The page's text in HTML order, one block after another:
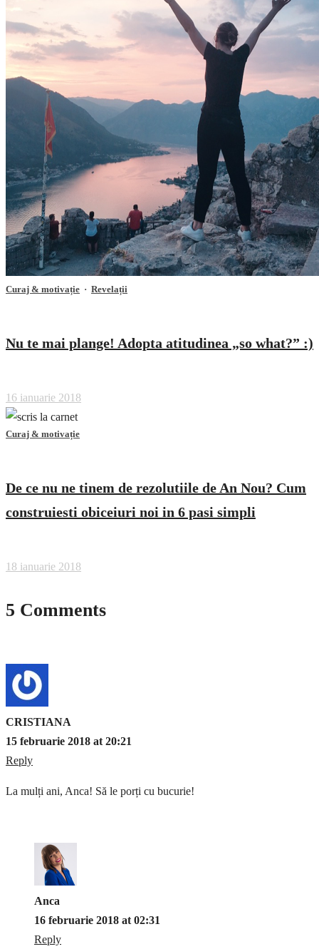
Curaj & motivație · Revelații
Nu te mai plange! Adopta atitudinea „so what?” :)
16 ianuarie 2018
Curaj & motivație
De ce nu ne tinem de rezolutiile de An Nou? Cum
construiesti obiceiuri noi in 6 pasi simpli
18 ianuarie 2018
5 Comments
CRISTIANA
15 februarie 2018 at 20:21
Reply
La mulți ani, Anca! Să le porți cu bucurie!
Anca
16 februarie 2018 at 02:31
Reply